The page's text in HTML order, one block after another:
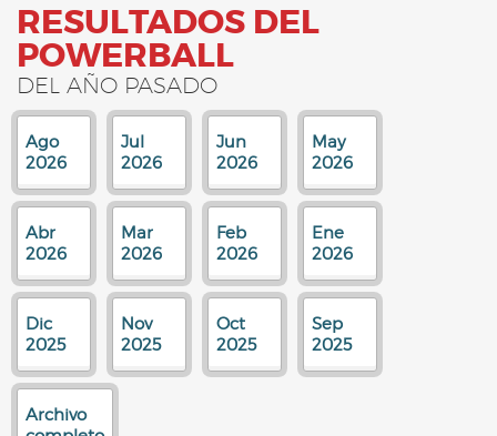
RESULTADOS DEL
POWERBALL
DEL AÑO PASADO
Ago
2026
Jul
2026
Jun
2026
May
2026
Abr
2026
Mar
2026
Feb
2026
Ene
2026
Dic
2025
Nov
2025
Oct
2025
Sep
2025
Archivo